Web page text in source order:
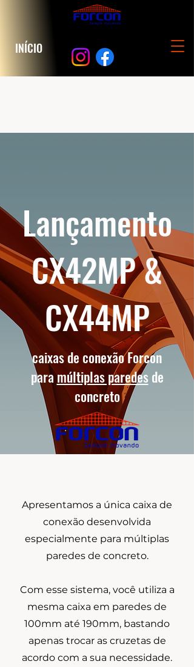
INÍCIO
Lançamento
CX42MP &
CX44MP
caixas de conexão Forcon
paramúltiplas paredesde
concreto
Apresentamos a única caixa de
conexão desenvolvida
especialmente para múltiplas
paredes de concreto.
Com esse sistema, você utiliza a
mesma caixa em paredes de
100mm até 190mm, bastando
apenas trocar as cruzetas de
acordo com a sua necessidade.